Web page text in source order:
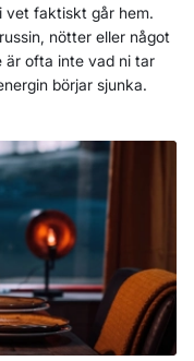
vet faktiskt går hem.
nötter eller något
är ofta inte vad ni tar
börjar sjunka.